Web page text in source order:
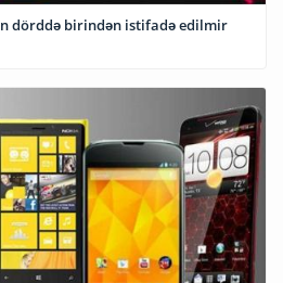
dörddə birindən istifadə edilmir